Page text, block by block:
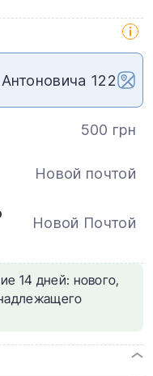
122
500 грн
Новой почтой
Новой Почтой
14 дней: нового,